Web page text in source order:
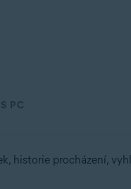
PC
historie procházení,